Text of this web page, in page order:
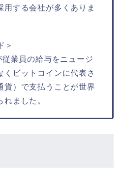
用する会社が多くありま
＞
業員の給与をニュージ
くビットコインに代表さ
貨）で支払うことが世界
ました。